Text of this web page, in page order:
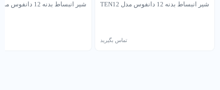
شیر انبساط بدنه 12 دانفوس مدل TEN12
تماس بگیرید
شیر انبساط بدنه 12 دانفوس مدل TES12